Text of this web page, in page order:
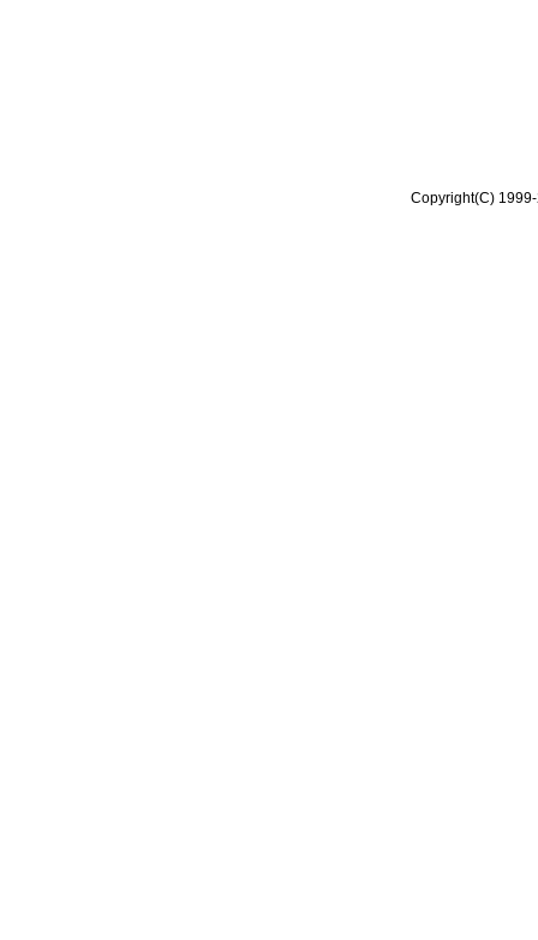
Copyright(C)